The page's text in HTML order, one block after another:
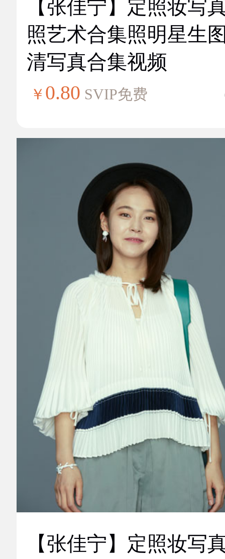
【张佳宁】定照妆写
照艺术合集照明星生
清写真合集视频
￥ 0.80 SVIP免费
【张佳宁】定照妆写